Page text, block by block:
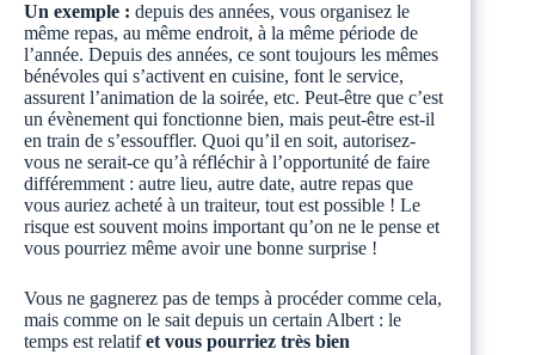
Un exemple : depuis des années, vous organisez le
même repas, au même endroit, à la même période de
l’année. Depuis des années, ce sont toujours les mêmes
bénévoles qui s’activent en cuisine, font le service,
assurent l’animation de la soirée, etc. Peut-être que c’est
un évènement qui fonctionne bien, mais peut-être est-il
en train de s’essouffler. Quoi qu’il en soit, autorisez-
vous ne serait-ce qu’à réfléchir à l’opportunité de faire
différemment : autre lieu, autre date, autre repas que
vous auriez acheté à un traiteur, tout est possible ! Le
risque est souvent moins important qu’on ne le pense et
vous pourriez même avoir une bonne surprise !
Vous ne gagnerez pas de temps à procéder comme cela,
mais comme on le sait depuis un certain Albert : le
temps est relatifet vous pourriez très bien